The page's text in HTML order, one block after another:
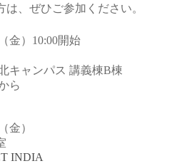
、ぜひご参加ください。
）10:00開始
ャンパス 講義棟B棟
ら
金）
INDIA